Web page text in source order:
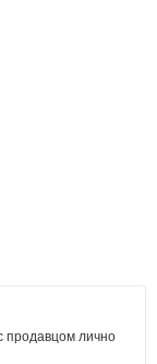
продавцом лично